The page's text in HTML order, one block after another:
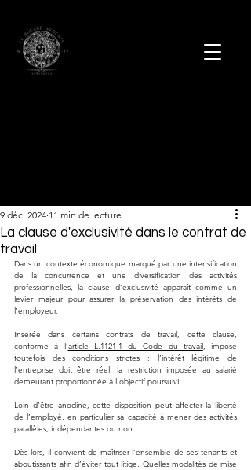
La clause d'exclusivité dans le contrat de
travail
9 déc. 2024 11 min de lecture
Dans un contexte économique marqué par une intensification
de la concurrence et une diversification des activités
professionnelles, la clause d’exclusivité apparaît comme un
levier majeur pour assurer la préservation des intérêts de
l’employeur.
Insérée dans certains contrats de travail, cette clause,
conforme à l’article L.1121-1 du Code du travail, impose
toutefois des conditions strictes : l’intérêt légitime de
l’entreprise doit être réel, la restriction imposée au salarié
demeurant proportionnée à l’objectif poursuivi.
Loin d’être anodine, cette disposition peut affecter la liberté
de l’employé, en particulier sa capacité à mener des activités
parallèles, indépendantes ou non.
Dès lors, il convient de maîtriser l’ensemble de ses tenants et
aboutissants afin d’éviter tout litige. Quelles modalités de mise